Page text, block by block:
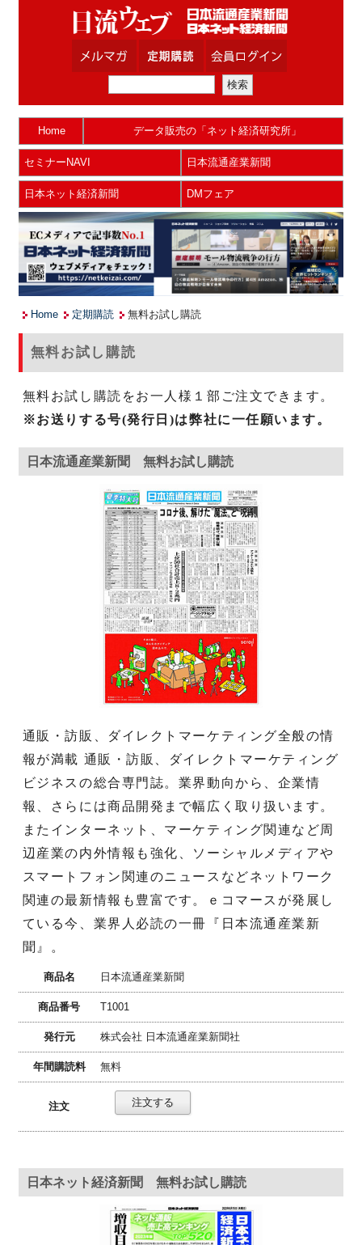
Home データ販売の「ネット経済研究所」
セミナーNAVI 日本流通産業新聞
日本ネット経済新聞 DMフェア
Home 定期購読 無料お試し購読
無料お試し購読
無料お試し購読をお一人様１部ご注文できます。
※お送りする号(発行日)は弊社に一任願います。
日本流通産業新聞 無料お試し購読
通販・訪販、ダイレクトマーケティング全般の情
報が満載 通販・訪販、ダイレクトマーケティング
ビジネスの総合専門誌。業界動向から、企業情
報、さらには商品開発まで幅広く取り扱います。
またインターネット、マーケティング関連など周
辺産業の内外情報も強化、ソーシャルメディアや
スマートフォン関連のニュースなどネットワーク
関連の最新情報も豊富です。ｅコマースが発展し
ている今、業界人必読の一冊『日本流通産業新
聞』。
商品名 日本流通産業新聞
商品番号 T1001
発行元 株式会社 日本流通産業新聞社
年間購読料 無料
注文
日本ネット経済新聞 無料お試し購読